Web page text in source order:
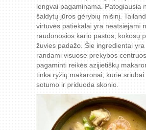
lengvai pagaminama. Patogiausia
šaldytų jūros gėrybių mišinį.
virtuvės patiekalai yra neatsiejami
raudonosios kario pastos, kokosų
žuvies padažo. Šie ingredientai
randami visuose prekybos
pagaminti reikės azijietiškų
tinka ryžių makaronai, kurie sriubai
sotumo ir priduoda skonio.